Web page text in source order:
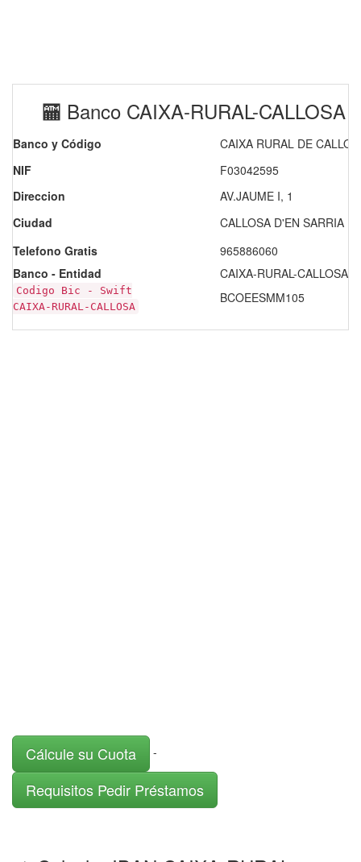
🏧 Banco CAIXA-RURAL-CALLOSA
Banco y Código
CAIXA RURAL DE
NIF
F03042595
Direccion
AV.JAUME I, 1
Ciudad
CALLOSA D'EN SARRIA
Telefono Gratis
965886060
Banco - Entidad
CAIXA-RURAL-CALLOSA -
Codigo Bic - Swift
CAIXA-RURAL-CALLOSA
BCOEESMM105
Cálcule su Cuota -
Requisitos Pedir Préstamos